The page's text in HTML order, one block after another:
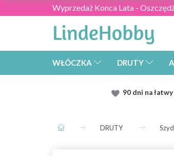
Wyprzedaż Konca Lata -
WŁÓCZKA DRUTY
90 dni na
DRUTY